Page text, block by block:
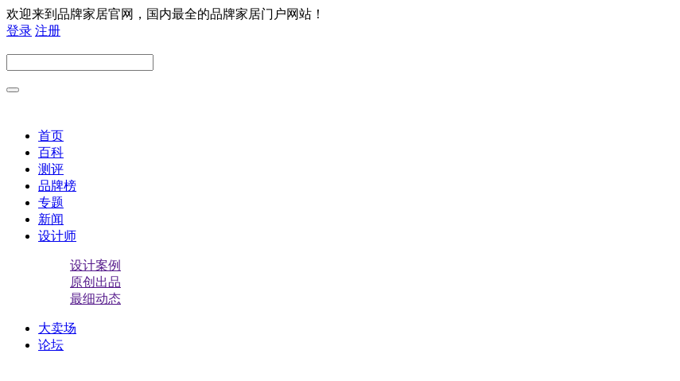
欢迎来到品牌家居官网，国内最全的品牌家居门户网站！
登录 注册
首页
百科
测评
品牌榜
专题
新闻
设计师
设计案例
原创出品
最细动态
大卖场
论坛